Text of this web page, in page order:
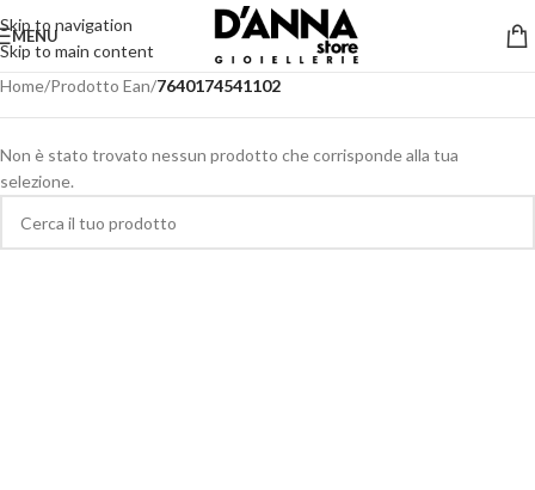
Skip to navigation
Skip to main content
MENU
Home/Prodotto Ean/7640174541102
Non è stato trovato nessun prodotto che corrisponde alla tua
selezione.